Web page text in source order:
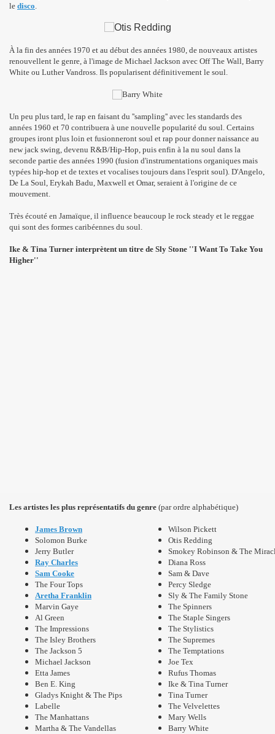
le disco.
À la fin des années 1970 et au début des années 1980, de nouveaux artistes
renouvellent le genre, à l'image de Michael Jackson avec Off The Wall, Barry
White ou Luther Vandross. Ils popularisent définitivement le soul.
Un peu plus tard, le rap en faisant du ''sampling'' avec les standards des
années 1960 et 70 contribuera à une nouvelle popularité du soul. Certains
groupes iront plus loin et fusionneront soul et rap pour donner naissance au
new jack swing, devenu R&B/Hip-Hop, puis enfin à la nu soul dans la
seconde partie des années 1990 (fusion d'instrumentations organiques mais
typées hip-hop et de textes et vocalises toujours dans l'esprit soul). D'Angelo,
De La Soul, Erykah Badu, Maxwell et Omar, seraient à l'origine de ce
mouvement.
Très écouté en Jamaïque, il influence beaucoup le rock steady et le reggae
qui sont des formes caribéennes du soul.
Ike & Tina Turner interprètent un titre de Sly Stone ''I Want To Take You
Higher''
Les artistes les plus représentatifs du genre (par ordre alphabétique)
James Brown
Solomon Burke
Jerry Butler
Ray Charles
Sam Cooke
The Four Tops
Aretha Franklin
Marvin Gaye
Al Green
The Impressions
The Isley Brothers
The Jackson 5
Michael Jackson
Etta James
Ben E. King
Gladys Knight & The Pips
Labelle
The Manhattans
Martha & The Vandellas
Wilson Pickett
Otis Redding
Smokey Robinson & The
Diana Ross
Sam & Dave
Percy Sledge
Sly & The Family Stone
The Spinners
The Staple Singers
The Stylistics
The Supremes
The Temptations
Joe Tex
Rufus Thomas
Ike & Tina Turner
Tina Turner
The Velvelettes
Mary Wells
Barry White